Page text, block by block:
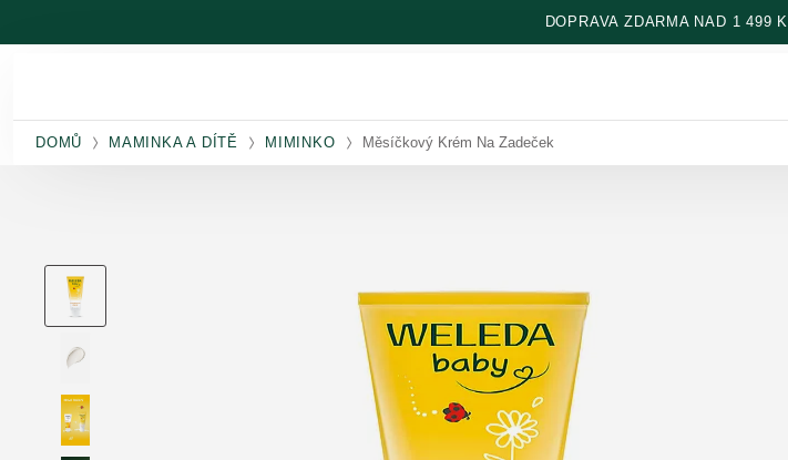
DOPRAVA ZDARMA NAD 1 499
DOMŮ MAMINKA A DÍTĚ MIMINKO Měsíčkový Krém Na Zadeček